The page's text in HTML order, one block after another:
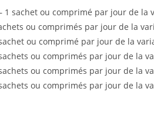
– 1 sachet ou comprimé par jour de
ou comprimés par jour de la
ou comprimé par jour de la
ou comprimés par jour de la
ou comprimés par jour de la
ou comprimés par jour de la